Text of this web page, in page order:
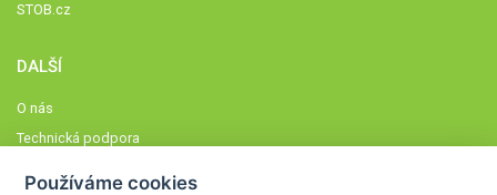
STOB.cz
DALŠÍ
O nás
Technická podpora
Používáme cookies